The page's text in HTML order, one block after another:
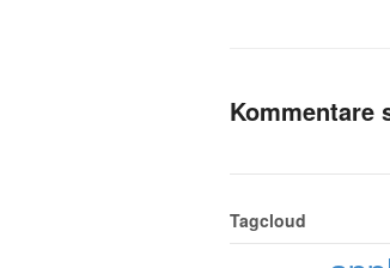
Kommentare
Tagcloud